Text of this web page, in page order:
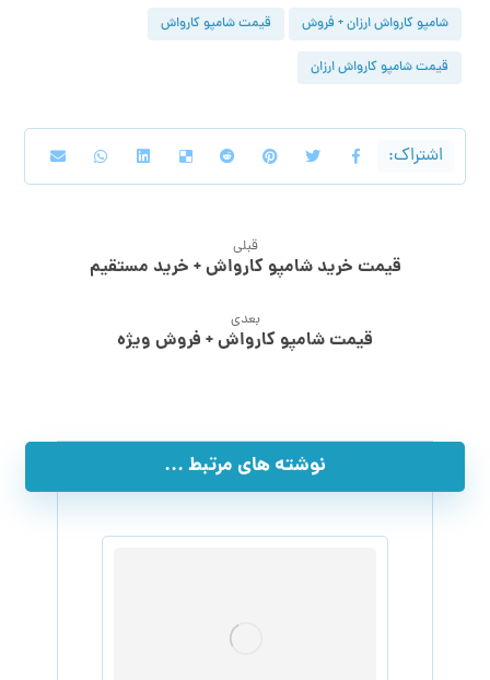
شامپو کارواش ارزان + فروش قیمت شامپو کارواش
قیمت شامپو کارواش ارزان
قبلی
قیمت خرید شامپو کارواش + خرید مستقیم
بعدی
قیمت شامپو کارواش + فروش ویژه
نوشته های مرتبط ...